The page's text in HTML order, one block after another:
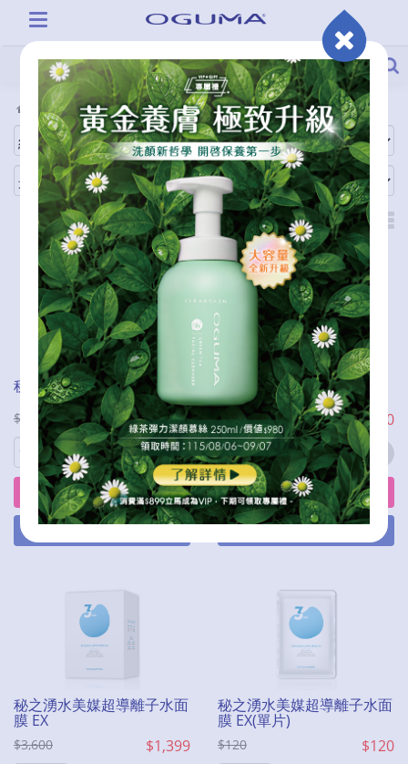
全商品 商品系列
秘之湧水美媒
$980 $360
立刻購買
加入購物車
秘之湧水美媒補充瓶
$2,450 $980
立刻購買
加入購物車
秘之湧水美媒超導離子水面
膜 EX
$3,600 $1,399
秘之湧水美媒超導離子水面
膜 EX(單片)
$120 $120